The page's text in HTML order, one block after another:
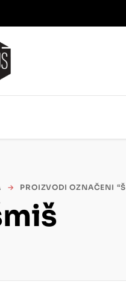
→ PROIZVODI OZNAČENI